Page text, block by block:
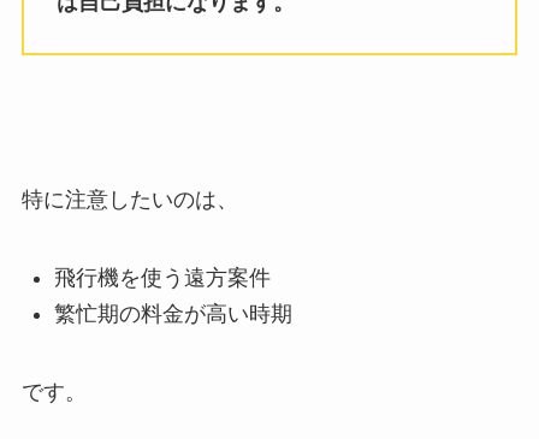
特に注意したいのは、
飛行機を使う遠方案件
繁忙期の料金が高い時期
です。